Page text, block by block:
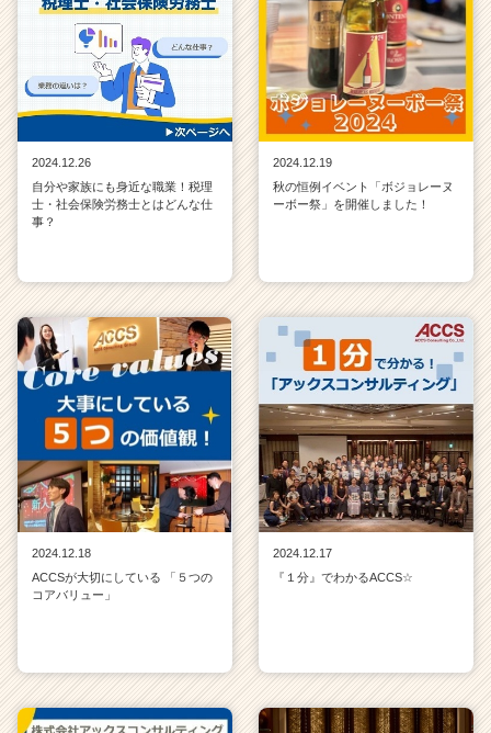
2024.12.26
自分や家族にも身近な職業！税理
士・社会保険労務士とはどんな仕
事？
2024.12.19
秋の恒例イベント「ボジョレーヌ
ーボー祭」を開催しました！
2024.12.18
ACCSが大切にしている 「５つの
コアバリュー」
2024.12.17
『１分』でわかるACCS☆